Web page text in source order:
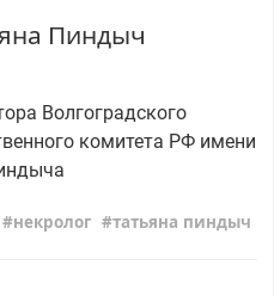
Пиндыч
Волгоградского
комитета РФ имени
некролог татьяна пиндыч